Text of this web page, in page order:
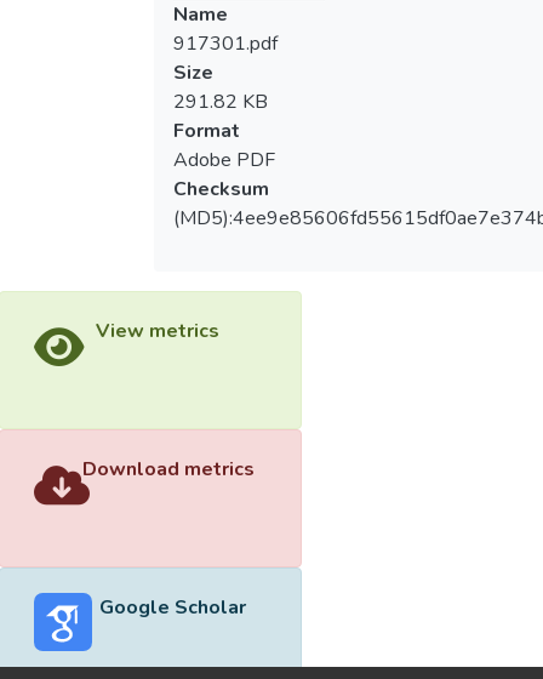
Name
917301.pdf
Size
291.82 KB
Format
Adobe PDF
Checksum
View metrics
Download metrics
Google Scholar